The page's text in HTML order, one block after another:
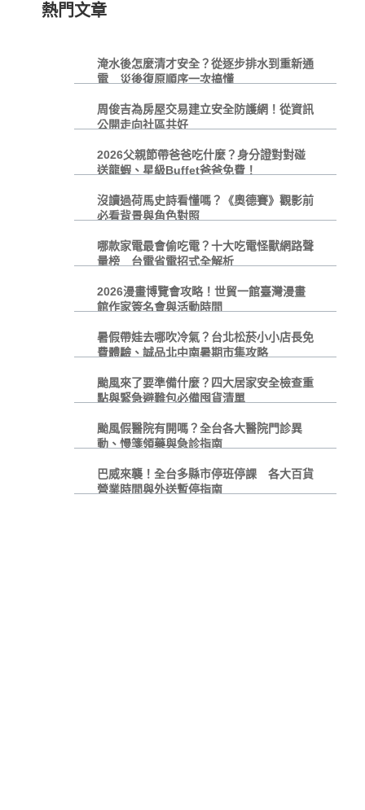
熱門文章
淹水後怎麼清才安全？從逐步排水到重新通
電 災後復原順序一次搞懂
周俊吉為房屋交易建立安全防護網！從資訊
公開走向社區共好
2026父親節帶爸爸吃什麼？身分證對對碰
送龍蝦、星級Buffet爸爸免費！
沒讀過荷馬史詩看懂嗎？《奧德賽》觀影前
必看背景與角色對照
哪款家電最會偷吃電？十大吃電怪獸網路聲
量榜 台電省電招式全解析
2026漫畫博覽會攻略！世貿一館臺灣漫畫
館作家簽名會與活動時間
暑假帶娃去哪吹冷氣？台北松菸小小店長免
費體驗、誠品北中南暑期市集攻略
颱風來了要準備什麼？四大居家安全檢查重
點與緊急避難包必備囤貨清單
颱風假醫院有開嗎？全台各大醫院門診異
動、慢箋領藥與急診指南
巴威來襲！全台多縣市停班停課 各大百貨
營業時間與外送暫停指南